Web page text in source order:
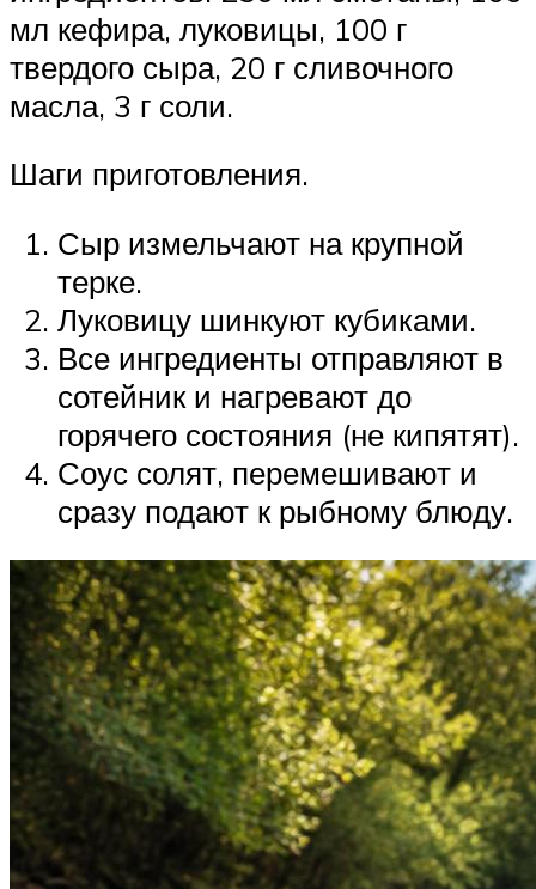
мл кефира, луковицы, 100 г
твердого сыра, 20 г сливочного
масла, 3 г соли.
Шаги приготовления.
Сыр измельчают на крупной
терке.
Луковицу шинкуют кубиками.
Все ингредиенты отправляют в
сотейник и нагревают до
горячего состояния (не кипятят).
Соус солят, перемешивают и
сразу подают к рыбному блюду.